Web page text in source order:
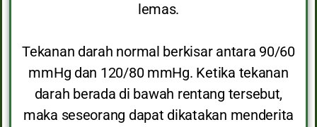
lemas.
Tekanan darah normal berkisar antara 90/60
mmHg dan 120/80 mmHg. Ketika tekanan
darah berada di bawah rentang tersebut,
maka seseorang dapat dikatakan menderita